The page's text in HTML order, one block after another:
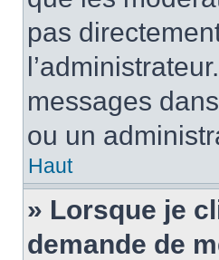
pas
messages
ou un
Haut
» Lorsque je
demande de